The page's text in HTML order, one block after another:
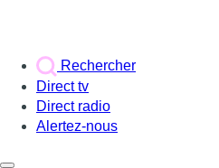
Rechercher
Direct tv
Direct radio
Alertez-nous